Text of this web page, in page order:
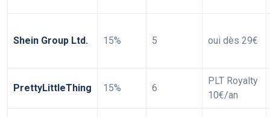
Shein Group Ltd. 15% 5 oui dès 29€
PrettyLittleThing 15% 6
PLT Royalty
10€/an